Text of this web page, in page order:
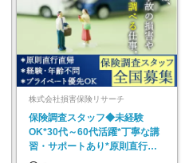
株式会社損害保険リサーチ
保険調査スタッフ◆未経験
OK*30代～60代活躍*丁寧な講
習・サポートあり*原則直行直
帰／全国募集・業務委託